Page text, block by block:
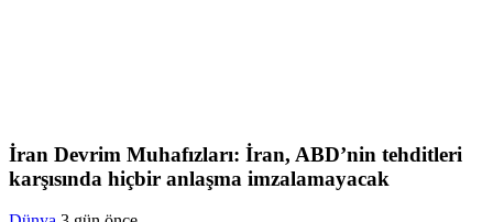
İran Devrim Muhafızları: İran, ABD’nin tehditleri
karşısında hiçbir anlaşma imzalamayacak